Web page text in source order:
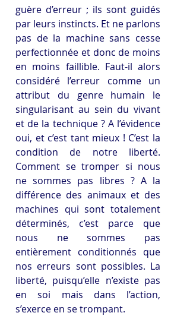
guère d’erreur ; ils sont guidés
par leurs instincts. Et ne parlons
pas de la machine sans cesse
perfectionnée et donc de moins
en moins faillible. Faut-il alors
considéré l’erreur comme un
attribut du genre humain le
singularisant au sein du vivant
et de la technique ? A l’évidence
oui, et c’est tant mieux ! C’est la
condition de notre liberté.
Comment se tromper si nous
ne sommes pas libres ? A la
différence des animaux et des
machines qui sont totalement
déterminés, c’est parce que
nous ne sommes pas
entièrement conditionnés que
nos erreurs sont possibles. La
liberté, puisqu’elle n’existe pas
en soi mais dans l’action,
s’exerce en se trompant.